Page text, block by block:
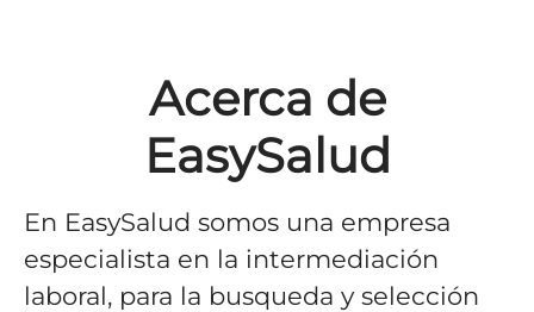
Acerca de
EasySalud
En EasySalud somos una empresa
especialista en la intermediación
laboral, para la busqueda y selección